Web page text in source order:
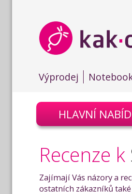
Výprodej
HLAVNÍ
Recenze k
Zajímají Vás názory a
ostatních zákazníků